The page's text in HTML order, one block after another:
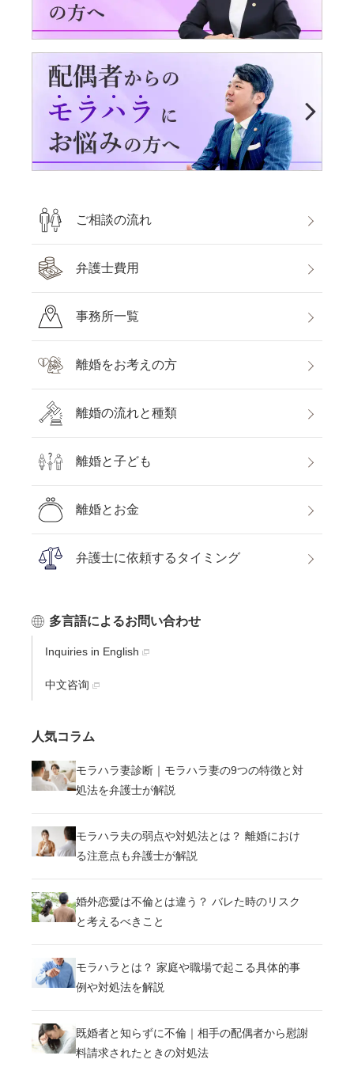
ご相談の流れ
弁護士費用
事務所一覧
離婚をお考えの方
離婚の流れと種類
離婚と子ども
離婚とお金
弁護士に依頼するタイミング
多言語によるお問い合わせ
Inquiries in English
中文咨询
人気コラム
モラハラ妻診断｜モラハラ妻の9つの特徴と対
処法を弁護士が解説
モラハラ夫の弱点や対処法とは？ 離婚におけ
る注意点も弁護士が解説
婚外恋愛は不倫とは違う？ バレた時のリスク
と考えるべきこと
モラハラとは？ 家庭や職場で起こる具体的事
例や対処法を解説
既婚者と知らずに不倫｜相手の配偶者から慰謝
料請求されたときの対処法